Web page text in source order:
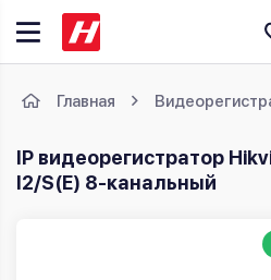
Главная
IP видеорегистратор
I2/S(E) 8-канальный